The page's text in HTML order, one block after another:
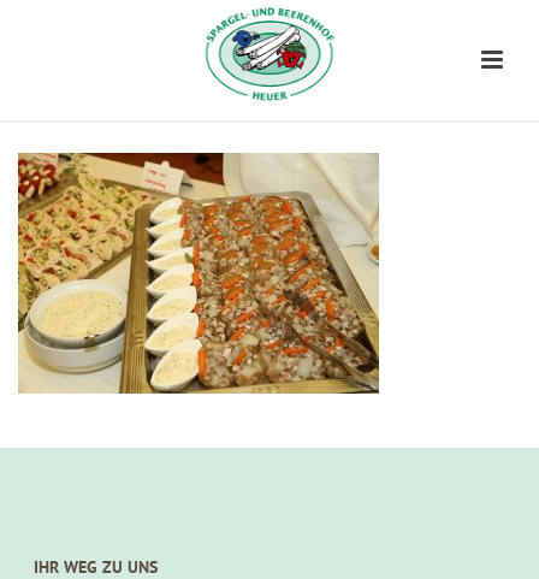
IHR WEG ZU UNS